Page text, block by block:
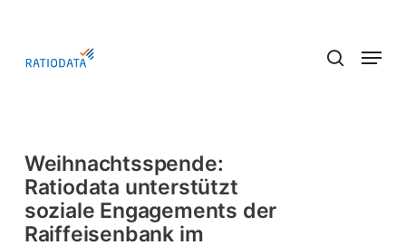
main
Menu
Weihnachtsspende:
Ratiodata unterstützt
soziale Engagements der
Raiffeisenbank im